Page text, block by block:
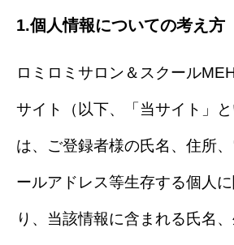
1.個人情報についての考え方
ロミロミサロン＆スクール
サイト（以下、「当サイト」
は、ご登録者様の氏名、住所
ールアドレス等生存する個人
り、当該情報に含まれる氏名